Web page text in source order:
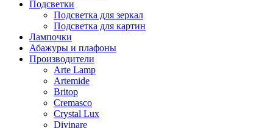
Подсветки
Подсветка для зеркал
Подсветка для картин
Лампочки
Абажуры и плафоны
Производители
Arte Lamp
Artemide
Britop
Cremasco
Crystal Lux
Divinare